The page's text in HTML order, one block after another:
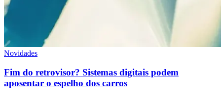
Novidades
Fim do retrovisor? Sistemas digitais podem
aposentar o espelho dos carros